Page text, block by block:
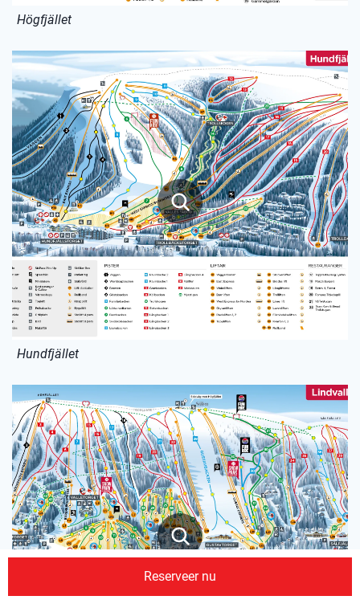
Högfjället
Hundfjället
Reserveer nu